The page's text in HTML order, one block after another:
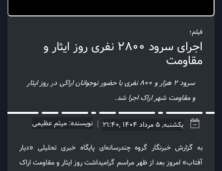
فیلم؛
اجرای سرود ۲۸۰۰ نفری روز ایثار و
مقاومت
سرود ۲ هزار و ۸۰۰ نفری با حضور نوجوانان اراکی در روز ایثار
و مقاومت شهر اراک اجرا شد.
یکشنبه, 5 مرداد 1404 ,21:40 نویسنده: میثم عظیمی
به گزارش خبرنگار گروه چندرسانه‌ای پایگاه خبری تحلیلی «دیار
آفتاب» امروز بعد از ظهر مراسم گرامیداشت روز ایثار و مقاومت اراک